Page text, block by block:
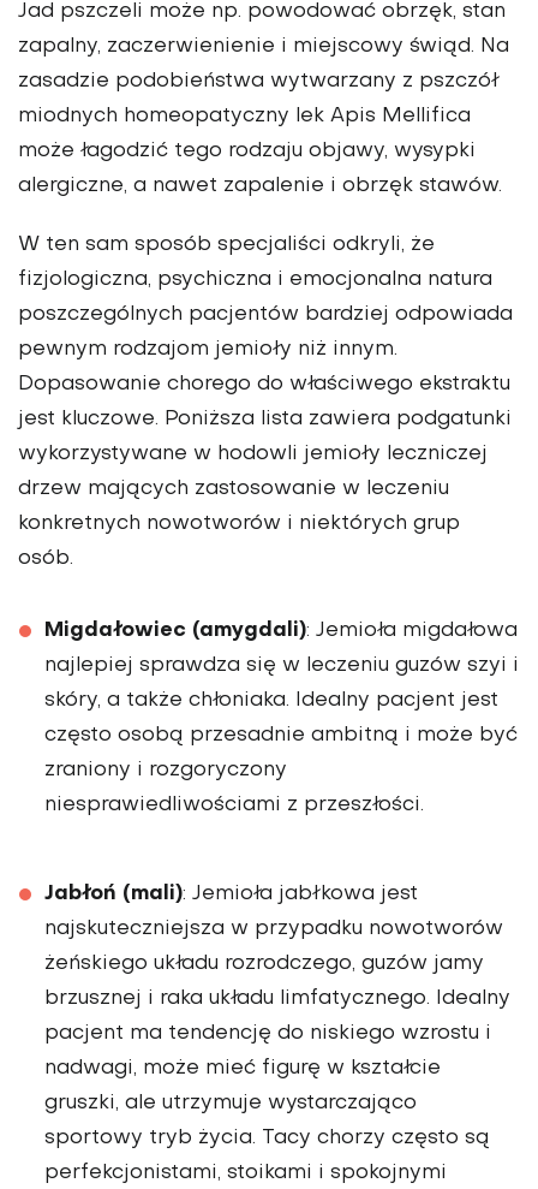
Jad pszczeli może np. powodować obrzęk, stan
zapalny, zaczerwienienie i miejscowy świąd. Na
zasadzie podobieństwa wytwarzany z pszczół
miodnych homeopatyczny lek Apis Mellifica
może łagodzić tego rodzaju objawy, wysypki
alergiczne, a nawet zapalenie i obrzęk stawów.
W ten sam sposób specjaliści odkryli, że
fizjologiczna, psychiczna i emocjonalna natura
poszczególnych pacjentów bardziej odpowiada
pewnym rodzajom jemioły niż innym.
Dopasowanie chorego do właściwego ekstraktu
jest kluczowe. Poniższa lista zawiera podgatunki
wykorzystywane w hodowli jemioły leczniczej
drzew mających zastosowanie w leczeniu
konkretnych nowotworów i niektórych grup
osób.
Migdałowiec (amygdali): Jemioła migdałowa
najlepiej sprawdza się w leczeniu guzów szyi i
skóry, a także chłoniaka. Idealny pacjent jest
często osobą przesadnie ambitną i może być
zraniony i rozgoryczony
niesprawiedliwościami z przeszłości.
Jabłoń (mali): Jemioła jabłkowa jest
najskuteczniejsza w przypadku nowotworów
żeńskiego układu rozrodczego, guzów jamy
brzusznej i raka układu limfatycznego. Idealny
pacjent ma tendencję do niskiego wzrostu i
nadwagi, może mieć figurę w kształcie
gruszki, ale utrzymuje wystarczająco
sportowy tryb życia. Tacy chorzy często są
perfekcjonistami, stoikami i spokojnymi